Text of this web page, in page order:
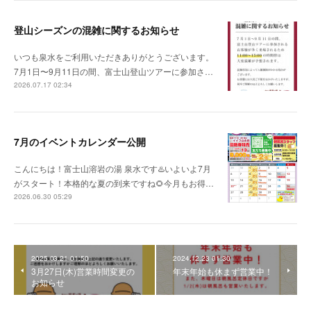
登山シーズンの混雑に関するお知らせ
いつも泉水をご利用いただきありがとうございます。
7月1日〜9月11日の間、富士山登山ツアーに参加さ…
2026.07.17 02:34
7月のイベントカレンダー公開
こんにちは！富士山溶岩の湯 泉水です♨️いよいよ7月
がスタート！本格的な夏の到来ですね🌻今月もお得…
2026.06.30 05:29
2025.03.21 01:50
3月27日(木)営業時間変更の
お知らせ
2024.12.23 01:30
年末年始も休まず営業中！